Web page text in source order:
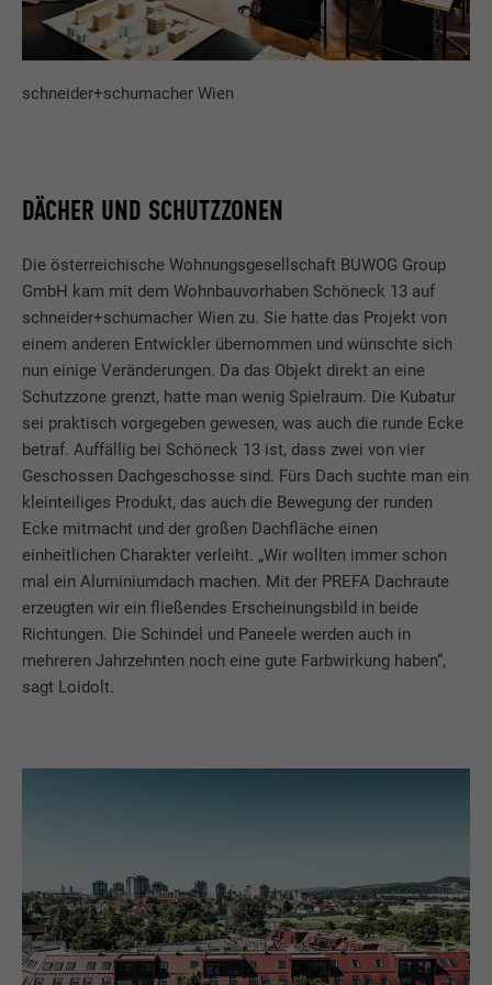
schneider+schumacher Wien
DÄCHER UND SCHUTZZONEN
Die österreichische Wohnungsgesellschaft BUWOG Group
GmbH kam mit dem Wohnbauvorhaben Schöneck 13 auf
schneider+schumacher Wien zu. Sie hatte das Projekt von
einem anderen Entwickler übernommen und wünschte sich
nun einige Veränderungen. Da das Objekt direkt an eine
Schutzzone grenzt, hatte man wenig Spielraum. Die Kubatur
sei praktisch vorgegeben gewesen, was auch die runde Ecke
betraf. Auffällig bei Schöneck 13 ist, dass zwei von vier
Geschossen Dachgeschosse sind. Fürs Dach suchte man ein
kleinteiliges Produkt, das auch die Bewegung der runden
Ecke mitmacht und der großen Dachfläche einen
einheitlichen Charakter verleiht. „Wir wollten immer schon
mal ein Aluminiumdach machen. Mit der PREFA Dachraute
erzeugten wir ein fließendes Erscheinungsbild in beide
Richtungen. Die Schindel und Paneele werden auch in
mehreren Jahrzehnten noch eine gute Farbwirkung haben“,
sagt Loidolt.